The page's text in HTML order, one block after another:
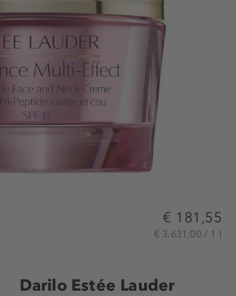
€ 181,55
€ 3.631,00 / 1 l
Darilo Estée Lauder